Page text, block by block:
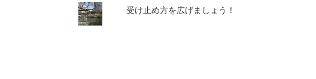
受け止め方を広げましょう！